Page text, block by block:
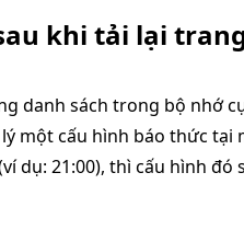
khi tải lại
danh sách trong bộ nhớ
một cấu hình báo thức
dụ: 21:00), thì cấu hình